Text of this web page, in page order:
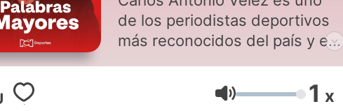
de los periodistas deportivos
más reconocidos del país y en
sobre el acontecer deportivo
del fútbol colombiano y del
Volumen 1 x